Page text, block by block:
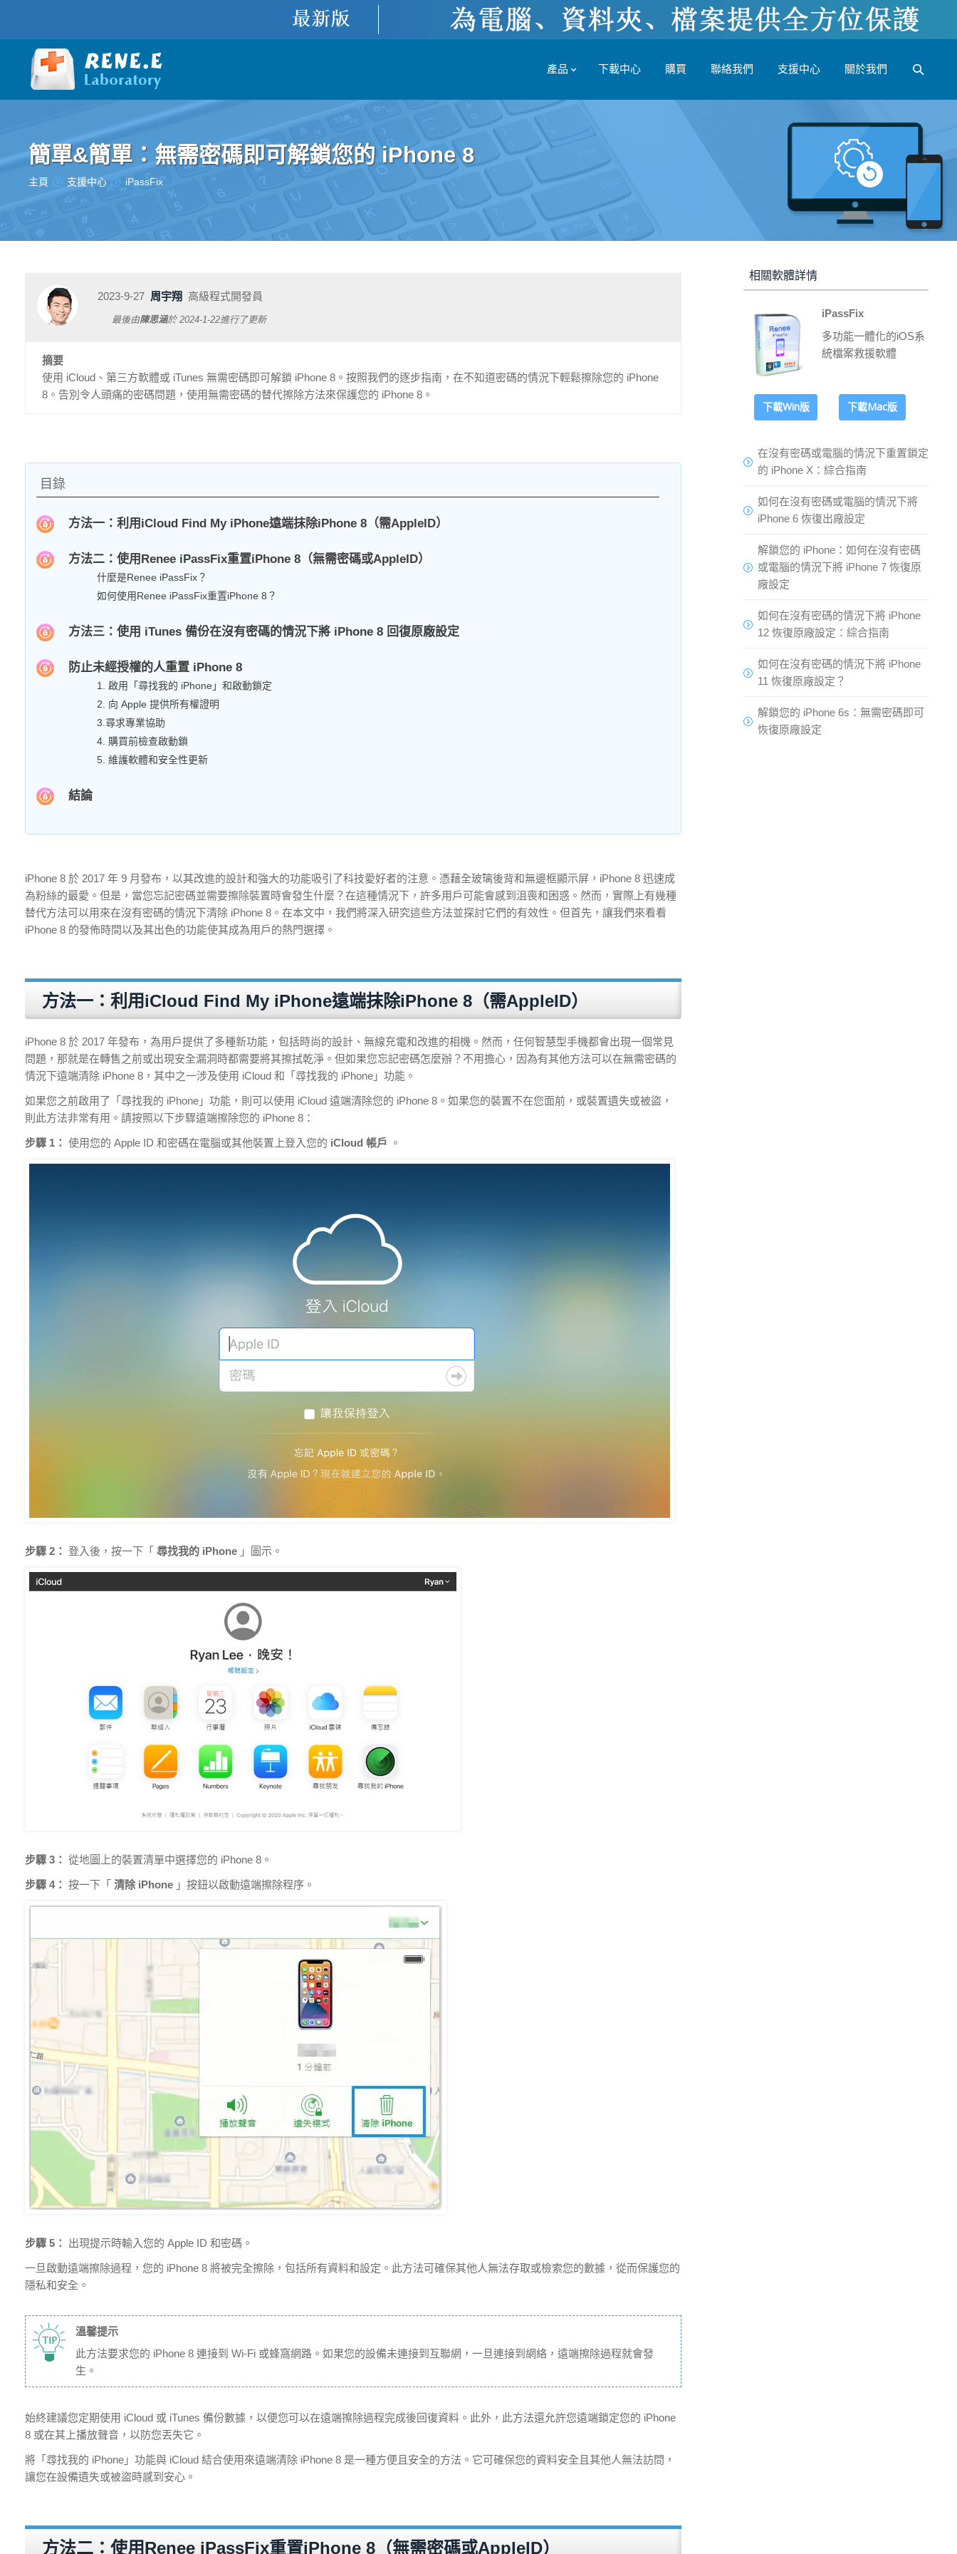
產品 下載中心 購買 聯絡我們 支援中心 關於我們
簡單&簡單：無需密碼即可解鎖您的 iPhone 8
您在此处：
主頁 支援中心 iPassFix
2023-9-27 周宇翔 高級程式開發員
最後由陳思涵於2024-1-22進行了更新
摘要
使用 iCloud、第三方軟體或 iTunes 無需密碼即可解鎖 iPhone 8。按照我們的逐步指南，在不知道密碼的情況下輕鬆擦除您的 iPhone
8。告別令人頭痛的密碼問題，使用無需密碼的替代擦除方法來保護您的 iPhone 8。
目錄
方法一：利用iCloud Find My iPhone遠端抹除iPhone 8（需AppleID）
方法二：使用Renee iPassFix重置iPhone 8（無需密碼或AppleID）
什麼是Renee iPassFix？
如何使用Renee iPassFix重置iPhone 8？
方法三：使用 iTunes 備份在沒有密碼的情況下將 iPhone 8 回復原廠設定
防止未經授權的人重置 iPhone 8
1. 啟用「尋找我的 iPhone」和啟動鎖定
2. 向 Apple 提供所有權證明
3.尋求專業協助
4. 購買前檢查啟動鎖
5. 維護軟體和安全性更新
結論
iPhone 8 於 2017 年 9 月發布，以其改進的設計和強大的功能吸引了科技愛好者的注意。憑藉全玻璃後背和無邊框顯示屏，iPhone 8 迅速成
為粉絲的最愛。但是，當您忘記密碼並需要擦除裝置時會發生什麼？在這種情況下，許多用戶可能會感到沮喪和困惑。然而，實際上有幾種
替代方法可以用來在沒有密碼的情況下清除 iPhone 8。在本文中，我們將深入研究這些方法並探討它們的有效性。但首先，讓我們來看看
iPhone 8 的發佈時間以及其出色的功能使其成為用戶的熱門選擇。
方法一：利用iCloud Find My iPhone遠端抹除iPhone 8（需AppleID）
iPhone 8 於 2017 年發布，為用戶提供了多種新功能，包括時尚的設計、無線充電和改進的相機。然而，任何智慧型手機都會出現一個常見
問題，那就是在轉售之前或出現安全漏洞時都需要將其擦拭乾淨。但如果您忘記密碼怎麼辦？不用擔心，因為有其他方法可以在無需密碼的
情況下遠端清除 iPhone 8，其中之一涉及使用 iCloud 和「尋找我的 iPhone」功能。
如果您之前啟用了「尋找我的 iPhone」功能，則可以使用 iCloud 遠端清除您的 iPhone 8。如果您的裝置不在您面前，或裝置遺失或被盜，
則此方法非常有用。請按照以下步驟遠端擦除您的 iPhone 8：
步驟 1： 使用您的 Apple ID 和密碼在電腦或其他裝置上登入您的 iCloud 帳戶 。
步驟 2： 登入後，按一下「 尋找我的 iPhone 」圖示。
步驟 3： 從地圖上的裝置清單中選擇您的 iPhone 8。
步驟 4： 按一下「 清除 iPhone 」按鈕以啟動遠端擦除程序。
步驟 5： 出現提示時輸入您的 Apple ID 和密碼。
一旦啟動遠端擦除過程，您的 iPhone 8 將被完全擦除，包括所有資料和設定。此方法可確保其他人無法存取或檢索您的數據，從而保護您的
隱私和安全。
溫馨提示
此方法要求您的 iPhone 8 連接到 Wi-Fi 或蜂窩網路。如果您的設備未連接到互聯網，一旦連接到網絡，遠端擦除過程就會發
生。
始終建議您定期使用 iCloud 或 iTunes 備份數據，以便您可以在遠端擦除過程完成後回復資料。此外，此方法還允許您遠端鎖定您的 iPhone
8 或在其上播放聲音，以防您丟失它。
將「尋找我的 iPhone」功能與 iCloud 結合使用來遠端清除 iPhone 8 是一種方便且安全的方法。它可確保您的資料安全且其他人無法訪問，
讓您在設備遺失或被盜時感到安心。
方法二：使用Renee iPassFix重置iPhone 8（無需密碼或AppleID）
相關軟體詳情
iPassFix
多功能一體化的iOS系
統檔案救援軟體
下載Win版 下載Mac版
在沒有密碼或電腦的情況下重置鎖定
的 iPhone X：綜合指南
如何在沒有密碼或電腦的情況下將
iPhone 6 恢復出廠設定
解鎖您的 iPhone：如何在沒有密碼
或電腦的情況下將 iPhone 7 恢復原
廠設定
如何在沒有密碼的情況下將 iPhone
12 恢復原廠設定：綜合指南
如何在沒有密碼的情況下將 iPhone
11 恢復原廠設定？
解鎖您的 iPhone 6s：無需密碼即可
恢復原廠設定